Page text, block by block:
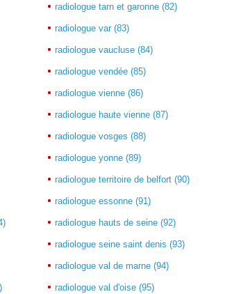
radiologue tarn et garonne (82)
radiologue var (83)
radiologue vaucluse (84)
radiologue vendée (85)
radiologue vienne (86)
radiologue haute vienne (87)
radiologue vosges (88)
radiologue yonne (89)
radiologue territoire de belfort (90)
radiologue essonne (91)
radiologue hauts de seine (92)
radiologue seine saint denis (93)
radiologue val de marne (94)
radiologue val d'oise (95)